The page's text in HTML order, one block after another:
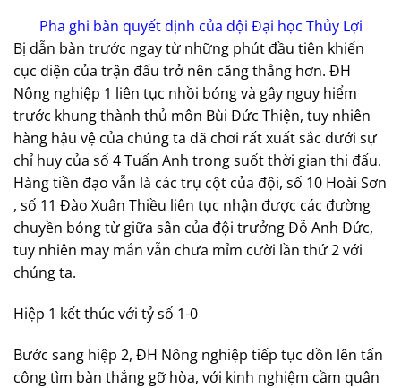
Pha ghi bàn quyết định của đội Đại học Thủy Lợi
Bị dẫn bàn trước ngay từ những phút đầu tiên khiến
cục diện của trận đấu trở nên căng thẳng hơn. ĐH
Nông nghiệp 1 liên tục nhồi bóng và gây nguy hiểm
trước khung thành thủ môn Bùi Đức Thiện, tuy nhiên
hàng hậu vệ của chúng ta đã chơi rất xuất sắc dưới sự
chỉ huy của số 4 Tuấn Anh trong suốt thời gian thi đấu.
Hàng tiền đạo vẫn là các trụ cột của đội, số 10 Hoài Sơn
, số 11 Đào Xuân Thiều liên tục nhận được các đường
chuyền bóng từ giữa sân của đội trưởng Đỗ Anh Đức,
tuy nhiên may mắn vẫn chưa mỉm cười lần thứ 2 với
chúng ta.
Hiệp 1 kết thúc với tỷ số 1-0
Bước sang hiệp 2, ĐH Nông nghiệp tiếp tục dồn lên tấn
công tìm bàn thắng gỡ hòa, với kinh nghiệm cầm quân